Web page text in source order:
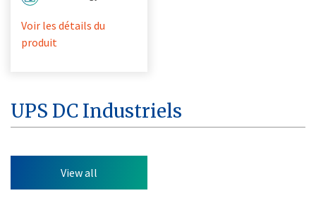
Voir les détails du
produit
UPS DC Industriels
View all